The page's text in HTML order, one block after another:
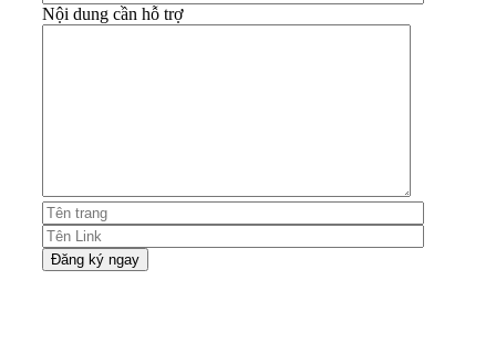
Nội dung cần hỗ trợ